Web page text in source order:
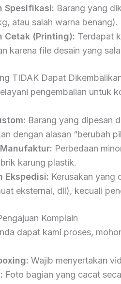
Spesifikasi: Barang yang
atau salah warna benang).
Cetak (Printing): Terdapat
karena file desain yang
TIDAK Dapat
pengembalian untuk
Barang yang dipesan
dengan alasan “berubah
Perbedaan
karung plastik.
Ekspedisi: Kerusakan yang
eksternal, dll), kecuali
Komplain
dapat kami proses,
Wajib menyertakan
Foto bagian yang cacat